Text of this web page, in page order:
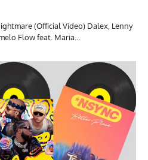
(Official Video) Dalex, Lenny
Flow feat. Maria…